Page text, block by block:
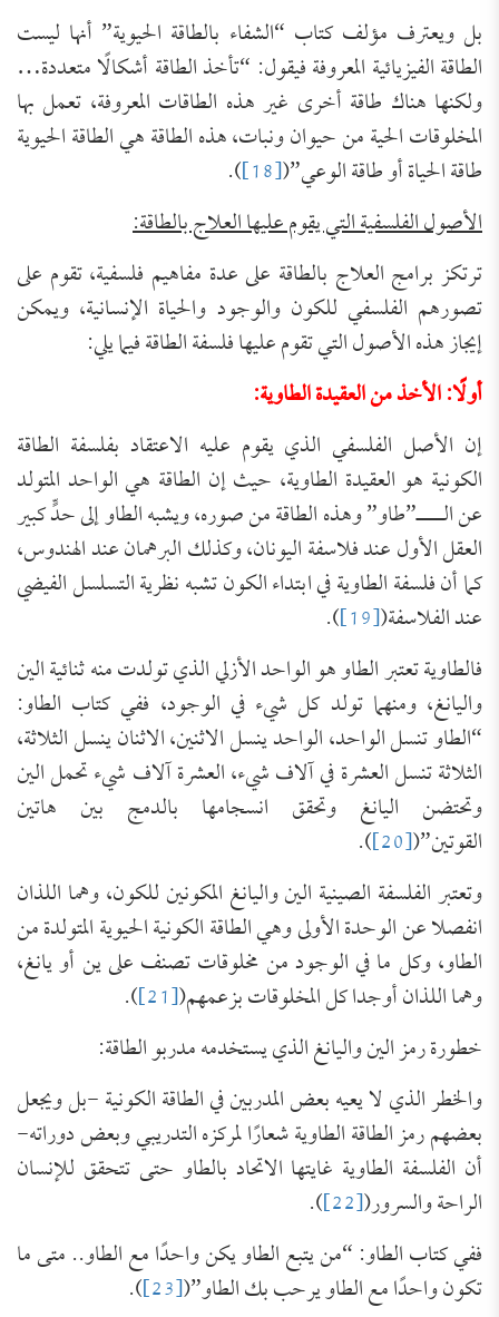
بل ويعترف مؤلف كتاب “الشفاء بالطاقة الحيوية” أنها ليست
الطاقة الفيزيائية المعروفة فيقول: “تأخذ الطاقة أشكالًا متعددة…
ولكنها هناك طاقة أخرى غير هذه الطاقات المعروفة، تعمل بها
المخلوقات الحية من حيوان ونبات، هذه الطاقة هي الطاقة الحيوية
طاقة الحياة أو طاقة الوعي”([18]
).
الأصول الفلسفية التي يقوم عليها العلاج بالطاقة:
ترتكز برامج العلاج بالطاقة على عدة مفاهيم فلسفية، تقوم على
تصورهم الفلسفي للكون والوجود والحياة الإنسانية، ويمكن
إيجاز هذه الأصول التي تقوم عليها فلسفة الطاقة فيما يلي:
أولًا: الأخذ من العقيدة الطاوية:
إن الأصل الفلسفي الذي يقوم عليه الاعتقاد بفلسفة الطاقة
الكونية هو العقيدة الطاوية، حيث إن الطاقة هي الواحد المتولد
عن الــــ”طاو” وهذه الطاقة من صوره، ويشبه الطاو إلى حدٍّ كبير
العقل الأول عند فلاسفة اليونان، وكذلك البرهمان عند الهندوس،
كما أن فلسفة الطاوية في ابتداء الكون تشبه نظرية التسلسل الفيضي
عند الفلاسفة([19]
).
فالطاوية تعتبر الطاو هو الواحد الأزلي الذي تولدت منه ثنائية الين
واليانغ، ومنهما تولد كل شيء في الوجود، ففي كتاب الطاو:
“الطاو تنسل الواحد، الواحد ينسل الاثنين، الاثنان ينسل الثلاثة،
الثلاثة تنسل العشرة في آلاف شيء، العشرة آلاف شيء تحمل الين
وتحتضن اليانغ وتحقق انسجامها بالدمج بين هاتين
القوتين”([20]
).
وتعتبر الفلسفة الصينية الين واليانغ المكونين للكون، وهما اللذان
انفصلا عن الوحدة الأولى وهي الطاقة الكونية الحيوية المتولدة من
الطاو، وكل ما في الوجود من مخلوقات تصنف على ين أو يانغ،
وهما اللذان أوجدا كل المخلوقات بزعمهم([21]
).
خطورة رمز الين واليانغ الذي يستخدمه مدربو الطاقة:
والخطر الذي لا يعيه بعض المدربين في الطاقة الكونية -بل ويجعل
بعضهم رمز الطاقة الطاوية شعارًا لمركزه التدريبي وبعض دوراته-
أن الفلسفة الطاوية غايتها الاتحاد بالطاو حتى تتحقق للإنسان
الراحة والسرور([22]
).
ففي كتاب الطاو: “من يتبع الطاو يكن واحدًا مع الطاو.. متى ما
تكون واحدًا مع الطاو يرحب بك الطاو”([23]
).